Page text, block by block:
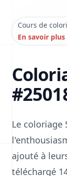
Cours de
En savoir plus
Le coloriage
ajouté à
téléchargé